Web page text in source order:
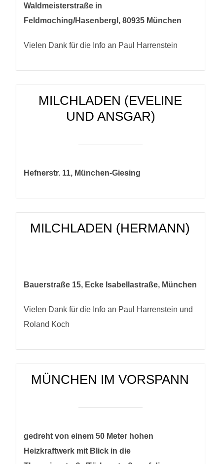
Waldmeisterstraße in
Feldmoching/Hasenbergl, 80935 München
Vielen Dank für die Info an Paul Harrenstein
MILCHLADEN (EVELINE
UND ANSGAR)
Hefnerstr. 11, München-Giesing
MILCHLADEN (HERMANN)
Bauerstraße 15, Ecke Isabellastraße, München
Vielen Dank für die Info an Paul Harrenstein und
Roland Koch
MÜNCHEN IM VORSPANN
gedreht von einem 50 Meter hohen
Heizkraftwerk mit Blick in die